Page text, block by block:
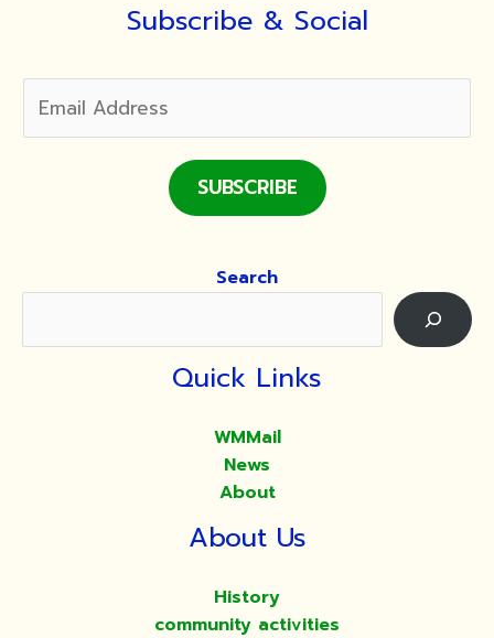
Subscribe & Social
SUBSCRIBE
Search
Quick Links
WMMail
News
About
About Us
History
community activities